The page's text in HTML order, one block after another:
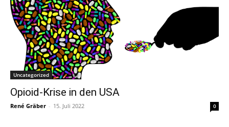
Uncategorized
Opioid-Krise in den USA
René Gräber - 15. Juli 2022 0